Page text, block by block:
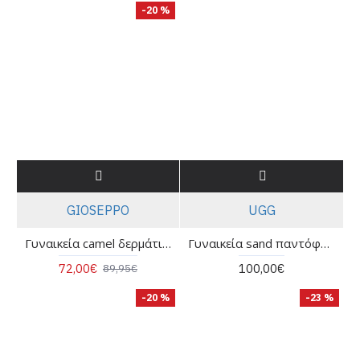
-20 %
GIOSEPPO
Γυναικεία camel δερμάτινα slingback cut out - Gioseppo Rothbury 79209
72,00€ 89,95€
UGG
Γυναικεία sand παντόφλα - Ugg GoldenGlow Slide W/1167430 Dark Sand
100,00€
-20 % -23 %